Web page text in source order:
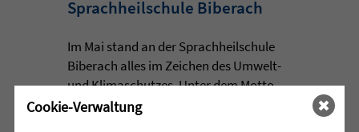
Sprachheilschule Biberach
Im Mai stand an der Sprachheilschule
Biberach alles im Zeichen des Umwelt-
und Klimaschutzes. Unter dem Motto
„Aus alt mach neu“ beschäftigten sich
Cookie-Verwaltung